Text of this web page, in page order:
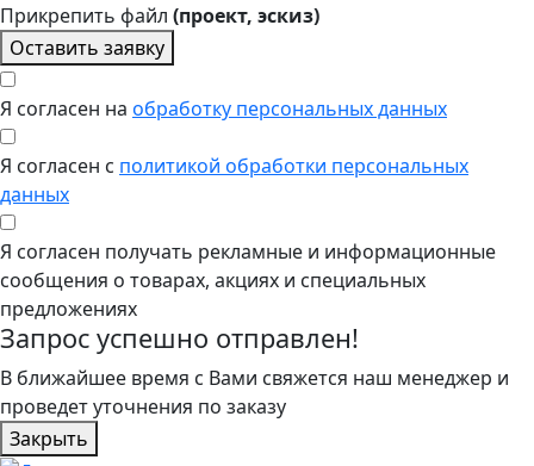
Прикрепить файл (проект, эскиз)
Оставить заявку
Я согласен на обработку персональных данных
Я согласен с политикой обработки персональных
данных
Я согласен получать рекламные и информационные
сообщения о товарах, акциях и специальных
предложениях
Запрос успешно отправлен!
В ближайшее время с Вами свяжется наш менеджер и
проведет уточнения по заказу
Закрыть